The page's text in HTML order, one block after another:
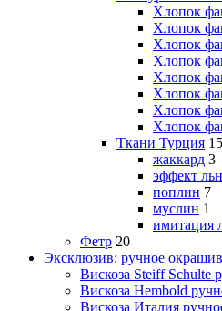
Хлопок
Хлопок
Хлопок
Хлопок
Хлопок
Хлопок
Хлопок
Хлопок
Ткани Турция 15
жаккард 3
эффект
поплин 7
муслин 1
имитация
Фетр 20
Эксклюзив: ручное
Вискоза Steiff Schulte
Вискоза Hembold
Вискоза Италия